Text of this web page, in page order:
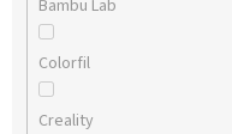
Bambu Lab
Colorfil
Creality